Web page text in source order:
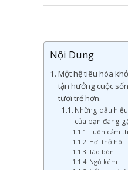
Nội Dung
Một hệ tiêu hóa
tận hưởng cuộc
tươi trẻ hơn.
Những dấu
của bạn đang
Luôn cảm
Hơi thở hôi
Táo bón
Ngủ kém